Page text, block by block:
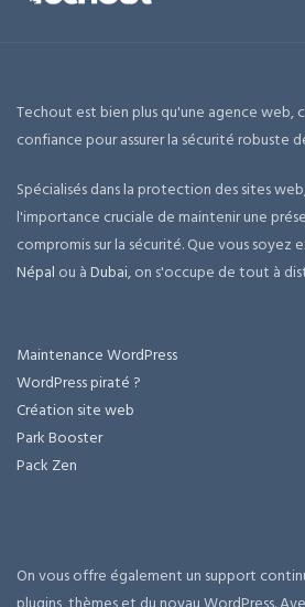
Techout est bien plus qu'une agence web,
confiance pour assurer la sécurité robuste
Spécialisés dans la protection des sites
l'importance cruciale de maintenir une
compromis sur la sécurité. Que vous soyez
Népal ou àDubai, on s'occupe de tout à
Maintenance WordPress
WordPress piraté ?
Création site web
Park Booster
Pack Zen
On vous offre également un support